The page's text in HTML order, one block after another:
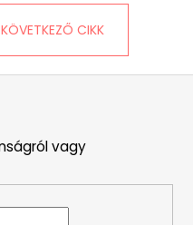
KÖVETKEZŐ CIKK
vagy